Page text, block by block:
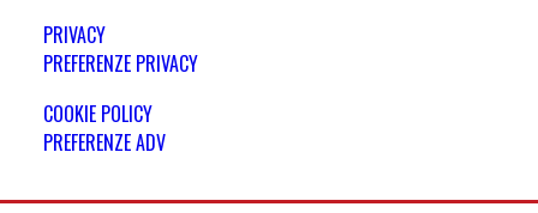
PRIVACY
PREFERENZE PRIVACY
COOKIE POLICY
PREFERENZE ADV